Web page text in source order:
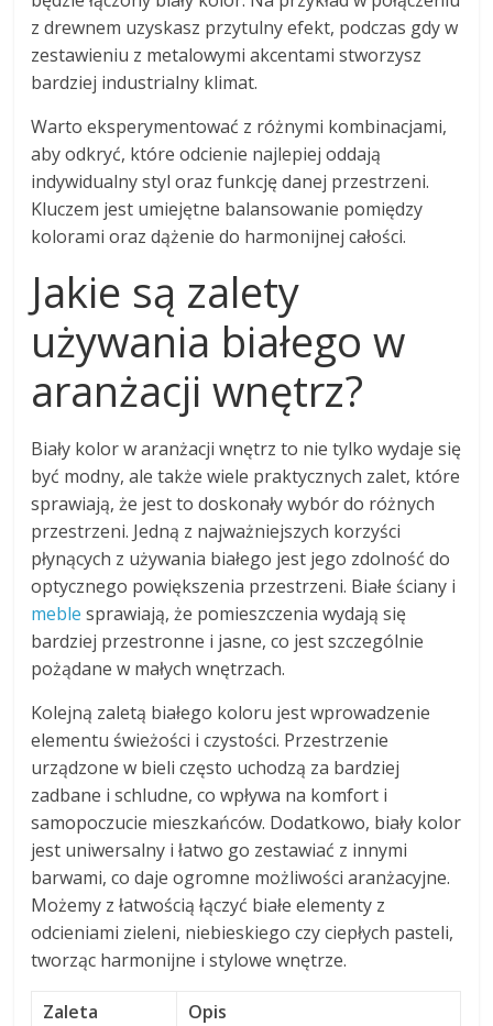
z drewnem uzyskasz przytulny efekt, podczas gdy w
zestawieniu z metalowymi akcentami stworzysz
bardziej industrialny klimat.
Warto eksperymentować z różnymi kombinacjami,
aby odkryć, które odcienie najlepiej oddają
indywidualny styl oraz funkcję danej przestrzeni.
Kluczem jest umiejętne balansowanie pomiędzy
kolorami oraz dążenie do harmonijnej całości.
Jakie są zalety
używania białego w
aranżacji wnętrz?
Biały kolor w aranżacji wnętrz to nie tylko wydaje się
być modny, ale także wiele praktycznych zalet, które
sprawiają, że jest to doskonały wybór do różnych
przestrzeni. Jedną z najważniejszych korzyści
płynących z używania białego jest jego zdolność do
optycznego powiększenia przestrzeni. Białe ściany i
meble sprawiają, że pomieszczenia wydają się
bardziej przestronne i jasne, co jest szczególnie
pożądane w małych wnętrzach.
Kolejną zaletą białego koloru jest wprowadzenie
elementu świeżości i czystości. Przestrzenie
urządzone w bieli często uchodzą za bardziej
zadbane i schludne, co wpływa na komfort i
samopoczucie mieszkańców. Dodatkowo, biały kolor
jest uniwersalny i łatwo go zestawiać z innymi
barwami, co daje ogromne możliwości aranżacyjne.
Możemy z łatwością łączyć białe elementy z
odcieniami zieleni, niebieskiego czy ciepłych pasteli,
tworząc harmonijne i stylowe wnętrze.
Zaleta
Opis